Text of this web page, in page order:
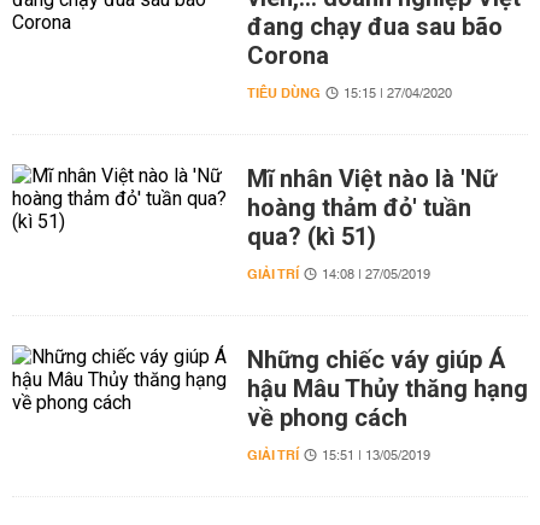
đang chạy đua sau bão
Corona
TIÊU DÙNG 15:15 | 27/04/2020
Mĩ nhân Việt nào là 'Nữ
hoàng thảm đỏ' tuần
qua? (kì 51)
GIẢI TRÍ 14:08 | 27/05/2019
Những chiếc váy giúp Á
hậu Mâu Thủy thăng hạng
về phong cách
GIẢI TRÍ 15:51 | 13/05/2019